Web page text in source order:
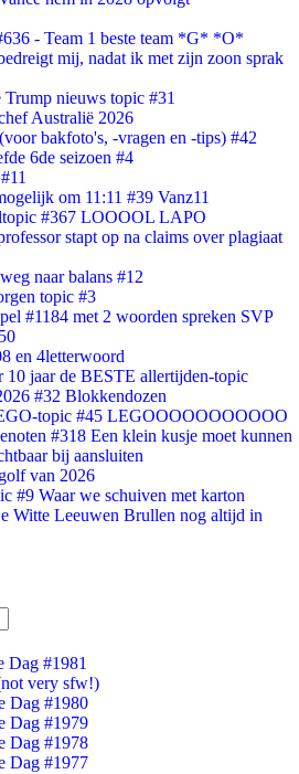
- Team 1 beste team *G* *O*
mij, nadat ik met zijn zoon sprak
nieuws topic #31
Australië 2026
bakfoto's, -vragen en -tips) #42
6de seizoen #4
om 11:11 #39 Vanz11
#367 LOOOOL LAPO
stapt op na claims over plagiaat
naar balans #12
topic #3
#1184 met 2 woorden spreken SVP
en 4letterwoord
10 jaar de BESTE allertijden-topic
#32 Blokkendozen
topic #45 LEGOOOOOOOOOOO
#318 Een klein kusje moet kunnen
bij aansluiten
van 2026
#9 Waar we schuiven met karton
Witte Leeuwen Brullen nog altijd in
Dag #1981
very sfw!)
Dag #1980
Dag #1979
Dag #1978
Dag #1977